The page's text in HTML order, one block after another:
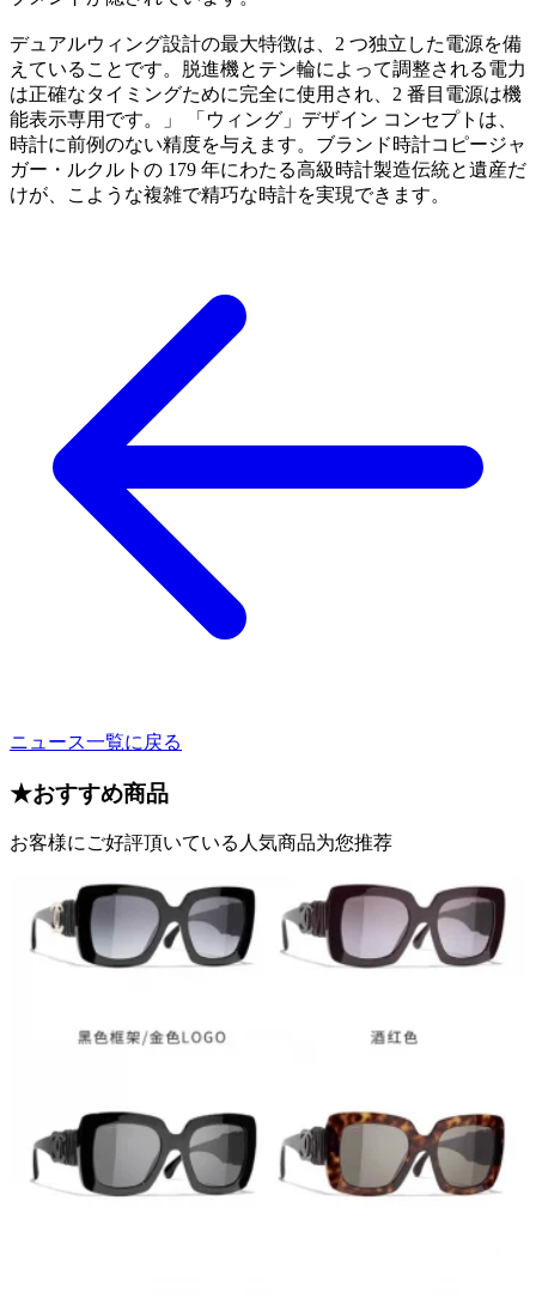
デュアルウィング設計の最大特徴は、2 つ独立した電源を備
えていることです。脱進機とテン輪によって調整される電力
は正確なタイミングために完全に使用され、2 番目電源は機
能表示専用です。」 「ウィング」デザイン コンセプトは、
時計に前例のない精度を与えます。ブランド時計コピージャ
ガー・ルクルトの 179 年にわたる高級時計製造伝統と遺産だ
けが、こような複雑で精巧な時計を実現できます。
ニュース一覧に戻る
★おすすめ商品
お客様にご好評頂いている人気商品为您推荐